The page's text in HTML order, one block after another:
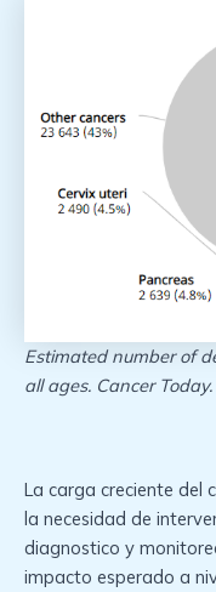
Estimated number of
all ages. Cancer Today.
La carga creciente del
la necesidad de
diagnostico y
impacto esperado a